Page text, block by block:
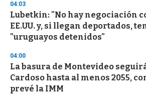
04:03
Lubetkin: "No hay negociación
EE.UU. y, si llegan deportados,
"uruguayos detenidos"
04:00
La basura de Montevideo
Cardoso hasta al menos 2055,
prevé la IMM